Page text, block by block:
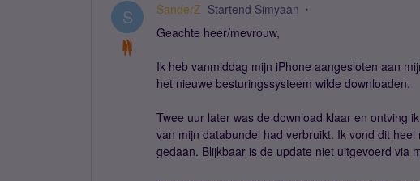
S SanderZ Startend Simyaan
Geachte heer/mevrouw,
Ik heb vanmiddag mijn iPhone aangesloten aan
het nieuwe besturingssysteem wilde downloaden.
Twee uur later was de download klaar en ontving
van mijn databundel had verbruikt. Ik vond dit
gedaan. Blijkbaar is de update niet uitgevoerd via